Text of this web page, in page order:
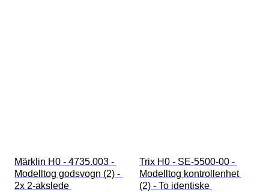
Märklin H0 - 4735.003 -
Modelltog godsvogn (2) -
2x 2-akslede
Trix H0 - SE-5500-00 -
Modelltog kontrollenhet
(2) - To identiske